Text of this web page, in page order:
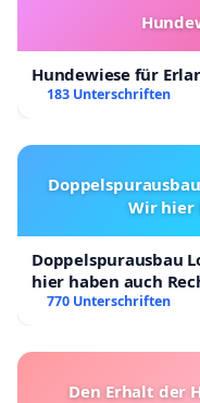
Hundewiese für
183 Unterschriften
Wir hier
Doppelspurausbau
hier haben auch
770 Unterschriften
Den Erhalt der